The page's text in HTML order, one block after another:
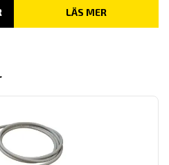
PRISINTERVALL:
TILL
LÄS MER